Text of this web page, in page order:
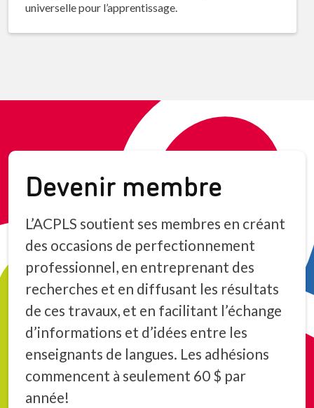
universelle pour l’apprentissage.
Devenir membre
L’ACPLS soutient ses membres en créant
des occasions de perfectionnement
professionnel, en entreprenant des
recherches et en diffusant les résultats
de ces travaux, et en facilitant l’échange
d’informations et d’idées entre les
enseignants de langues. Les adhésions
commencent à seulement 60 $ par
année!